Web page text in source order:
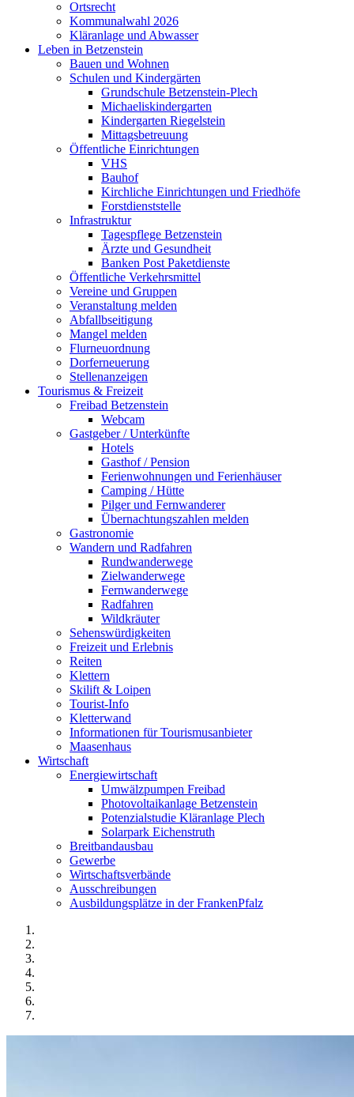
Ortsrecht
Kommunalwahl 2026
Kläranlage und Abwasser
Leben in Betzenstein
Bauen und Wohnen
Schulen und Kindergärten
Grundschule Betzenstein-Plech
Michaeliskindergarten
Kindergarten Riegelstein
Mittagsbetreuung
Öffentliche Einrichtungen
VHS
Bauhof
Kirchliche Einrichtungen und Friedhöfe
Forstdienststelle
Infrastruktur
Tagespflege Betzenstein
Ärzte und Gesundheit
Banken Post Paketdienste
Öffentliche Verkehrsmittel
Vereine und Gruppen
Veranstaltung melden
Abfallbseitigung
Mangel melden
Flurneuordnung
Dorferneuerung
Stellenanzeigen
Tourismus & Freizeit
Freibad Betzenstein
Webcam
Gastgeber / Unterkünfte
Hotels
Gasthof / Pension
Ferienwohnungen und Ferienhäuser
Camping / Hütte
Pilger und Fernwanderer
Übernachtungszahlen melden
Gastronomie
Wandern und Radfahren
Rundwanderwege
Zielwanderwege
Fernwanderwege
Radfahren
Wildkräuter
Sehenswürdigkeiten
Freizeit und Erlebnis
Reiten
Klettern
Skilift & Loipen
Tourist-Info
Kletterwand
Informationen für Tourismusanbieter
Maasenhaus
Wirtschaft
Energiewirtschaft
Umwälzpumpen Freibad
Photovoltaikanlage Betzenstein
Potenzialstudie Kläranlage Plech
Solarpark Eichenstruth
Breitbandausbau
Gewerbe
Wirtschaftsverbände
Ausschreibungen
Ausbildungsplätze in der FrankenPfalz